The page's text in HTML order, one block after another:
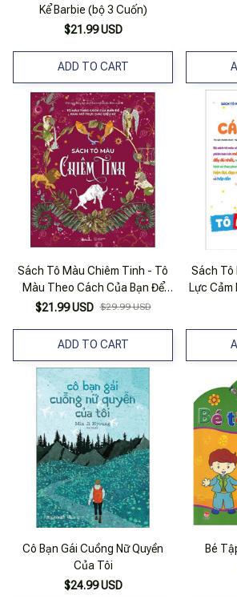
Kể Barbie (bộ 3 Cuốn)
$21.99 USD
ADD TO CART
Sách Tô Màu Chiêm Tinh - Tô
Màu Theo Cách Của Bạn Để
Khai Mở Trực Giác Diệu Kỳ
$21.99 USD $29.99 USD
ADD TO CART
Sách Tô
Lực Cảm
Nữ Các
Cô Bạn Gái Cuồng Nữ Quyền
Của Tôi
$24.99 USD
Bé